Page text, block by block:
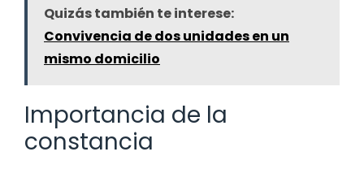
Quizás también te interese:
Convivencia de dos unidades en un
mismo domicilio
Importancia de la
constancia